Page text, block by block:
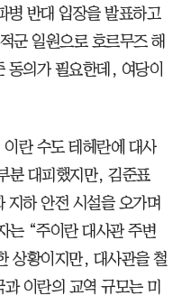
병 반대 입장을 발표하고
군 일원으로 호르무즈 해
동의가 필요한데, 여당이
란 수도 테헤란에 대사
분 대피했지만, 김준표
지하 안전 시설을 오가며
는 “주이란 대사관 주변
상황이지만, 대사관을 철
이란의 교역 규모는 미